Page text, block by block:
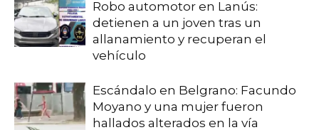
Robo automotor en Lanús:
detienen a un joven tras un
allanamiento y recuperan el
vehículo
Escándalo en Belgrano: Facundo
Moyano y una mujer fueron
hallados alterados en la vía